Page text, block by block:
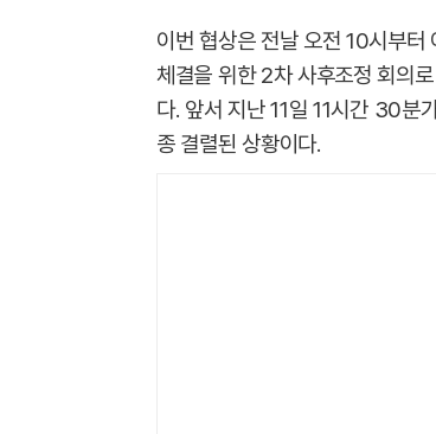
이번 협상은 전날 오전 10시부
체결을 위한 2차 사후조정 회의
다. 앞서 지난 11일 11시간 30분
종 결렬된 상황이다.